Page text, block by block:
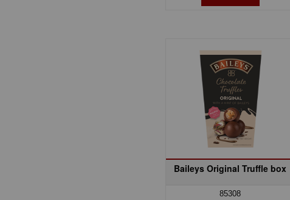
Baileys Original Truffle box
85308